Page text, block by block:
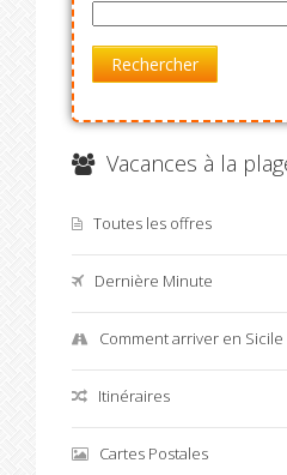
Rechercher
Vacances à la
Toutes les offres
Dernière Minute
Comment arriver en Sicile
Itinéraires
Cartes Postales